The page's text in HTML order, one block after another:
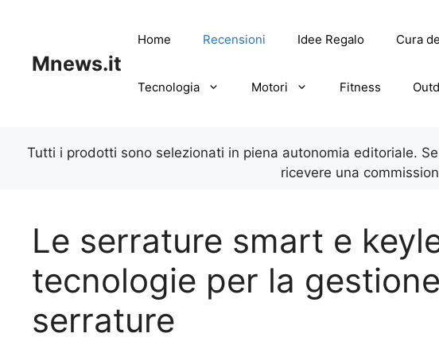
Mnews.it
Home Recensioni Idee Regalo Cura
Tecnologia Motori Fitness
Tutti i prodotti sono selezionati in piena autonomia editoriale.
ricevere una
Le serrature smart e
tecnologie per la
serrature